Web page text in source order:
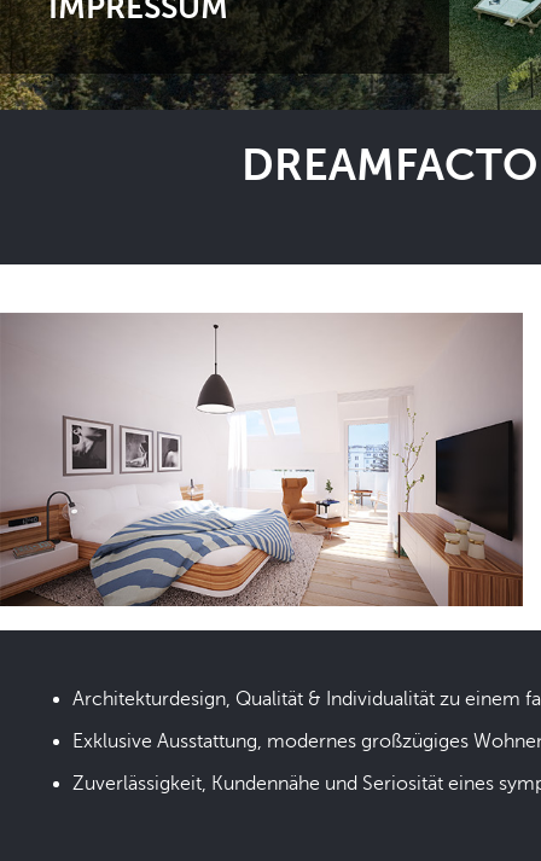
IMPRESSUM
Architekturdesign, Qualität & Individualität zu einem
Exklusive Ausstattung, modernes großzügiges
Zuverlässigkeit, Kundennähe und Seriosität eines